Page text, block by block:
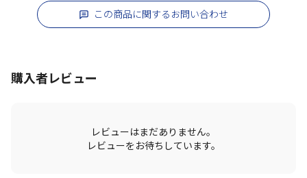
この商品に関するお問い合わせ
購入者レビュー
レビューはまだありません。
レビューをお待ちしています。